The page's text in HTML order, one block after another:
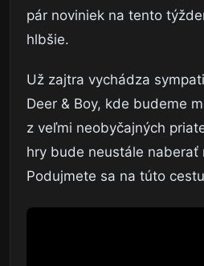
pár noviniek na tento
hlbšie.
Už zajtra vychádza
Deer & Boy, kde budeme
z veľmi neobyčajných
hry bude neustále naberať
Podujmete sa na túto